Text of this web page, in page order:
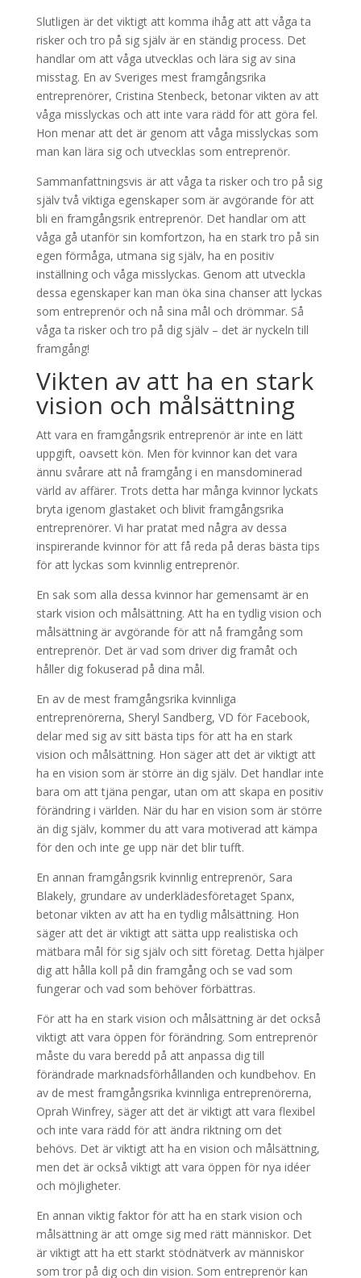
Slutligen är det viktigt att komma ihåg att att våga ta
risker och tro på sig själv är en ständig process. Det
handlar om att våga utvecklas och lära sig av sina
misstag. En av Sveriges mest framgångsrika
entreprenörer, Cristina Stenbeck, betonar vikten av att
våga misslyckas och att inte vara rädd för att göra fel.
Hon menar att det är genom att våga misslyckas som
man kan lära sig och utvecklas som entreprenör.
Sammanfattningsvis är att våga ta risker och tro på sig
själv två viktiga egenskaper som är avgörande för att
bli en framgångsrik entreprenör. Det handlar om att
våga gå utanför sin komfortzon, ha en stark tro på sin
egen förmåga, utmana sig själv, ha en positiv
inställning och våga misslyckas. Genom att utveckla
dessa egenskaper kan man öka sina chanser att lyckas
som entreprenör och nå sina mål och drömmar. Så
våga ta risker och tro på dig själv – det är nyckeln till
framgång!
Vikten av att ha en stark
vision och målsättning
Att vara en framgångsrik entreprenör är inte en lätt
uppgift, oavsett kön. Men för kvinnor kan det vara
ännu svårare att nå framgång i en mansdominerad
värld av affärer. Trots detta har många kvinnor lyckats
bryta igenom glastaket och blivit framgångsrika
entreprenörer. Vi har pratat med några av dessa
inspirerande kvinnor för att få reda på deras bästa tips
för att lyckas som kvinnlig entreprenör.
En sak som alla dessa kvinnor har gemensamt är en
stark vision och målsättning. Att ha en tydlig vision och
målsättning är avgörande för att nå framgång som
entreprenör. Det är vad som driver dig framåt och
håller dig fokuserad på dina mål.
En av de mest framgångsrika kvinnliga
entreprenörerna, Sheryl Sandberg, VD för Facebook,
delar med sig av sitt bästa tips för att ha en stark
vision och målsättning. Hon säger att det är viktigt att
ha en vision som är större än dig själv. Det handlar inte
bara om att tjäna pengar, utan om att skapa en positiv
förändring i världen. När du har en vision som är större
än dig själv, kommer du att vara motiverad att kämpa
för den och inte ge upp när det blir tufft.
En annan framgångsrik kvinnlig entreprenör, Sara
Blakely, grundare av underklädesföretaget Spanx,
betonar vikten av att ha en tydlig målsättning. Hon
säger att det är viktigt att sätta upp realistiska och
mätbara mål för sig själv och sitt företag. Detta hjälper
dig att hålla koll på din framgång och se vad som
fungerar och vad som behöver förbättras.
För att ha en stark vision och målsättning är det också
viktigt att vara öppen för förändring. Som entreprenör
måste du vara beredd på att anpassa dig till
förändrade marknadsförhållanden och kundbehov. En
av de mest framgångsrika kvinnliga entreprenörerna,
Oprah Winfrey, säger att det är viktigt att vara flexibel
och inte vara rädd för att ändra riktning om det
behövs. Det är viktigt att ha en vision och målsättning,
men det är också viktigt att vara öppen för nya idéer
och möjligheter.
En annan viktig faktor för att ha en stark vision och
målsättning är att omge sig med rätt människor. Det
är viktigt att ha ett starkt stödnätverk av människor
som tror på dig och din vision. Som entreprenör kan